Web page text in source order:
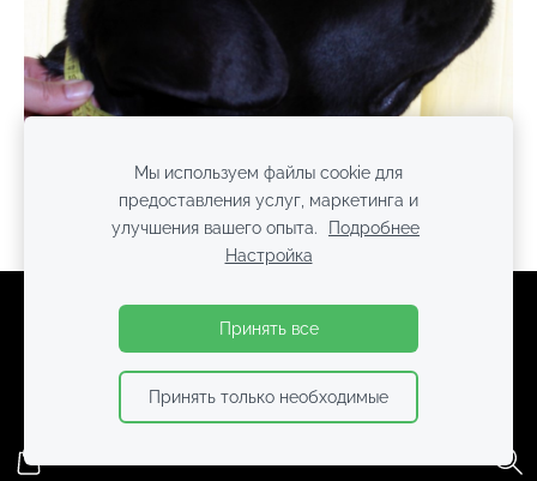
Мы используем файлы cookie для
предоставления услуг, маркетинга и
улучшения вашего опыта.
Подробнее
Настройка
Принять все
Принять только необходимые